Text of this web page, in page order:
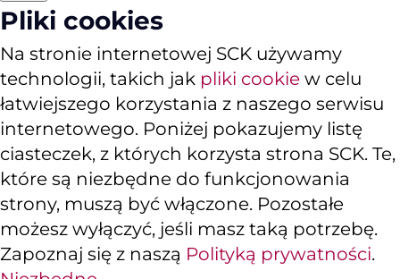
Pliki cookies
Na stronie internetowej SCK używamy
technologii, takich jak pliki cookie w celu
łatwiejszego korzystania z naszego serwisu
internetowego. Poniżej pokazujemy listę
ciasteczek, z których korzysta strona SCK. Te,
które są niezbędne do funkcjonowania
strony, muszą być włączone. Pozostałe
możesz wyłączyć, jeśli masz taką potrzebę.
Zapoznaj się z naszą Polityką prywatności.